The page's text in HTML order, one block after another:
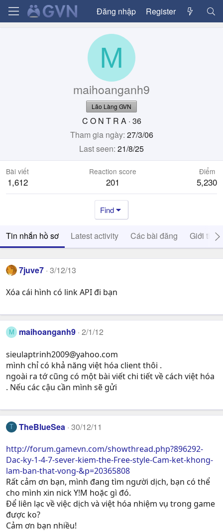
Đăng nhập Register
M
maihoanganh9
Lão Làng GVN
C O N T R A · 36
Tham gia ngày 27/3/06
Last seen 21/8/25
Bài viết
1,612
Reaction score
201
Điểm
5,230
Find
Tin nhắn hồ sơ Latest activity Các bài đăng Giới thiệu
7juve7 3/12/13
Xóa cái hình có link API đi bạn
M maihoanganh9 2/1/12
sieulaptrinh2009@yahoo.com
mình chỉ có khả năng việt hóa client thôi .
ngoài ra tớ cũng có một bài viết chi tiết về cách việt hóa
. Nếu các cậu cần mình sẽ gửi
T TheBlueSea 30/12/11
http://forum.gamevn.com/showthread.php?896292-
Dac-ky-1-4-7-sever-kiem-the-Free-style-Cam-ket-khong-
lam-ban-that-vong-&p=20365808
Rất cảm ơn bạn, mình đang tìm người dịch, bạn có thể
cho mình xin nick Y!M hoặc gì đó.
Để liên lạc về việc dịch và việt hóa nhiệm vụ trong game
được ko?
Cảm ơn bạn nhiều!